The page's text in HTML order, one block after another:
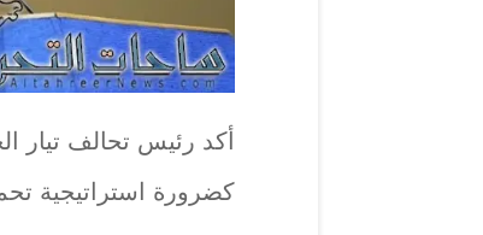
أكد رئيس تحالف تيار
كضرورة استراتيجية